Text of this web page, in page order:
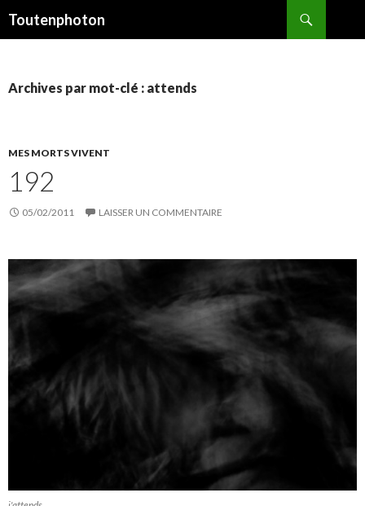
Toutenphoton
Archives par mot-clé : attends
MES MORTS VIVENT
192
05/02/2011 LAISSER UN COMMENTAIRE